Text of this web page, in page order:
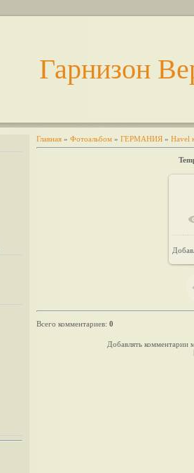
Гарнизон
Главная » Фотоальбом » ГЕРМАНИЯ » Havel
Всего комментариев: 0
Добавлять комментарии